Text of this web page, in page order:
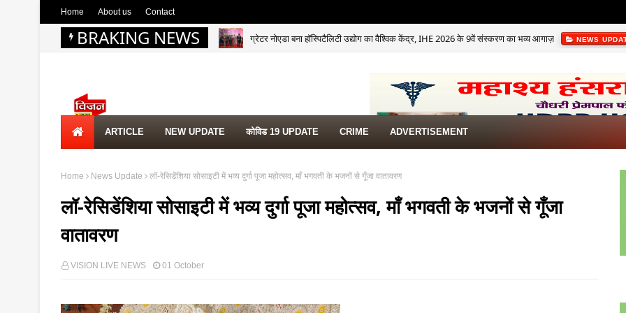
Home About us Contact
BRAKING NEWS
NEWS UPDATE ग्रेटर नोएडा बना हॉस्पिटैलिटी उद्योग का वैश्विक केंद्र, IHE 2026 के 9वें संस्करण का भव्य आगाज़ NEWS
ARTICLE NEW UPDATE कोविड 19 UPDATE CRIME ADVERTISEMENT
Home News Update लॉ-रेसिडेंशिया सोसाइटी में भव्य दुर्गा पूजा महोत्सव, माँ भगवती के भजनों से गूँजा वातावरण
लॉ-रेसिडेंशिया सोसाइटी में भव्य दुर्गा पूजा महोत्सव, माँ भगवती के भजनों से गूँजा
वातावरण
VISION LIVE NEWS 01 October